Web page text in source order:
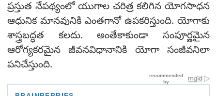
ప్రస్తుత నేపథ్యంలో యుగాల చరిత్ర కలిగిన యోగసాధన
ఆధునిక మానవునికి ఎంతగానో ఉపకరిస్తుంది. యోగాకు
శాస్త్రబద్ధత కలదు. అంతేకాకుండా సంపూర్ణమైన
ఆరోగ్యకరమైన జీవనవిధానానికి యోగా సంజీవనిలా
పనిచేస్తుంది.